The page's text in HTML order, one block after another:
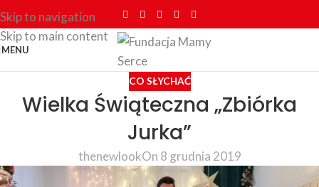
Skip to navigation
Skip to main content
MENU
CO SŁYCHAĆ
Wielka Świąteczna „Zbiórka
Jurka”
thenewlookOn 8 grudnia 2019